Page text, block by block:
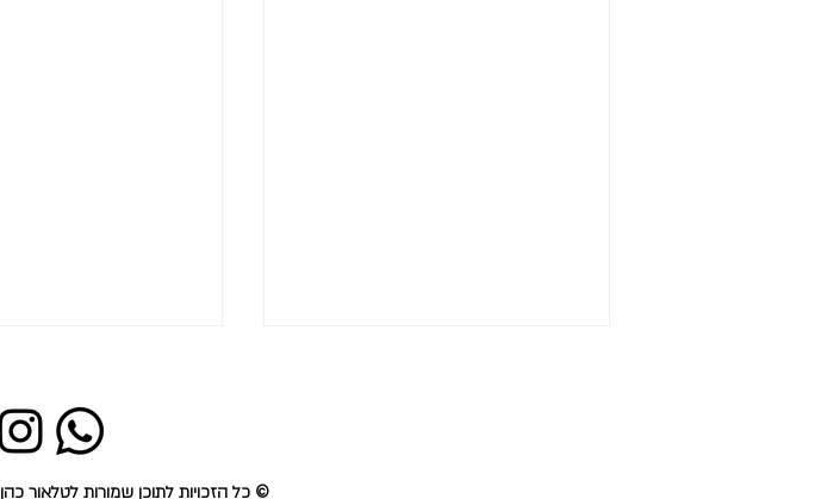
© כל הזכויות לתוכן שמורות לטלאור כהן